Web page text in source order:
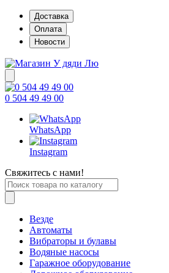
Доставка
Оплата
Новости
0 504 49 49 00
WhatsApp
Instagram
Свяжитесь с нами!
Везде
Автоматы
Вибраторы и булавы
Водяные насосы
Гаражное оборудование